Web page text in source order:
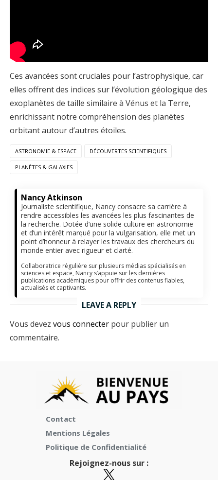
Ces avancées sont cruciales pour l’astrophysique, car
elles offrent des indices sur l’évolution géologique des
exoplanètes de taille similaire à Vénus et la Terre,
enrichissant notre compréhension des planètes
orbitant autour d’autres étoiles.
ASTRONOMIE & ESPACE DÉCOUVERTES SCIENTIFIQUES
PLANÈTES & GALAXIES
Nancy Atkinson
Journaliste scientifique, Nancy consacre sa carrière à
rendre accessibles les avancées les plus fascinantes de
la recherche. Dotée d’une solide culture en astronomie
et d’un intérêt marqué pour la vulgarisation, elle met un
point d’honneur à relayer les travaux des chercheurs du
monde entier avec rigueur et clarté.
Collaboratrice régulière sur plusieurs médias spécialisés en
sciences et espace, Nancy s’appuie sur les dernières
publications académiques pour offrir des contenus fiables,
actualisés et captivants.
LEAVE A REPLY
Vous devez vous connecter pour publier un
commentaire.
Contact
Mentions Légales
Politique de Confidentialité
Rejoignez-nous sur :